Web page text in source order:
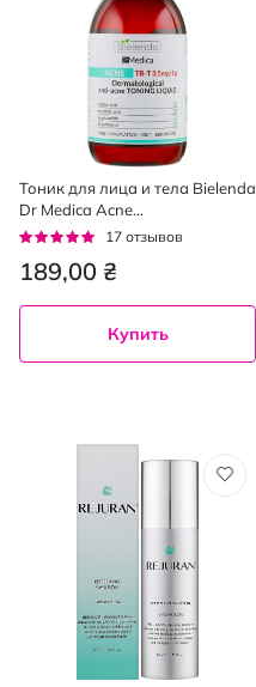
Тоник для лица и тела Bielenda
Dr Medica Acne
дерматологический
250 мл
Рейтинг:
17 отзывов
189,00 ₴
Купить